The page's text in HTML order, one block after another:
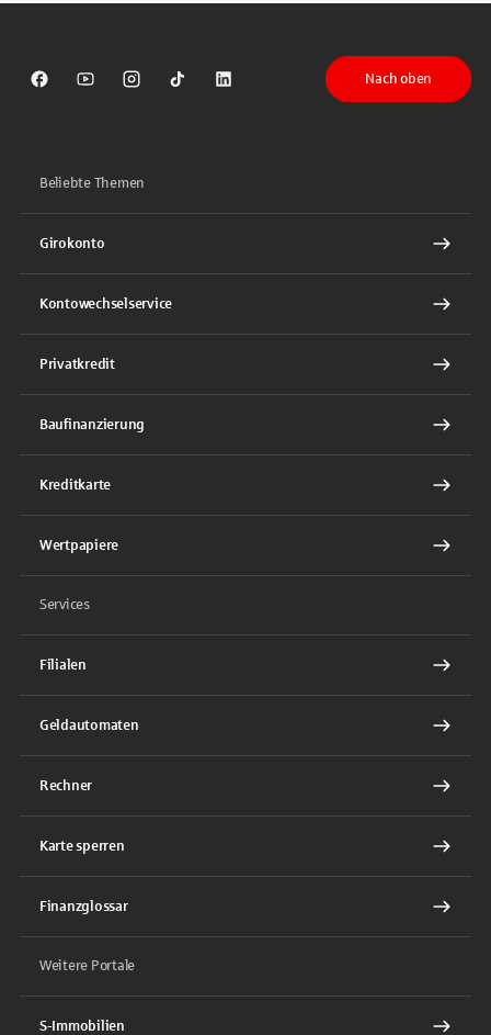
Sparkasse auf Facebook
Sparkasse auf Youtube
Sparkasse auf Instagram
Sparkasse auf TikTok
Sparkasse auf LinkedIn
Nach oben
Beliebte Themen
Girokonto
Kontowechselservice
Privatkredit
Baufinanzierung
Kreditkarte
Wertpapiere
Services
Filialen
Geldautomaten
Rechner
Karte sperren
Finanzglossar
Weitere Portale
S-Immobilien